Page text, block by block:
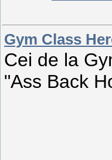
Gym Class
Cei de la
"Ass Back